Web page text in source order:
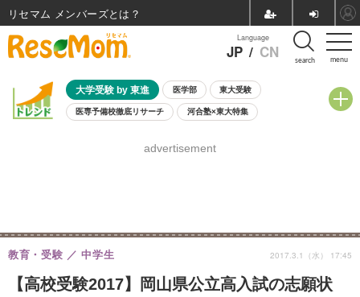
menu
Language
JP / CN search
大学受験 by 東進 医学部 東大受験
医専予備校徹底リサーチ 河合塾×東大特集
8月開催学校説明会・相談会
advertisement
【高校受験2017】岡山県公立高入試の志願状
教育・受験 中学生 2017.3.1（水） 17:45
リセマム メンバーズ